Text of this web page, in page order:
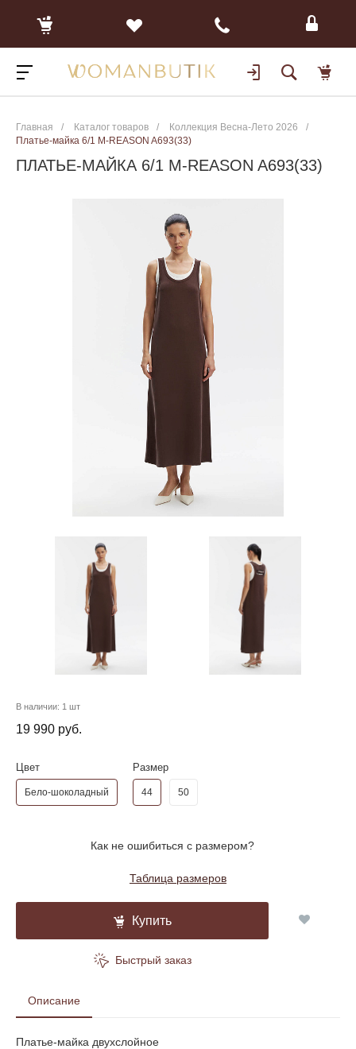
Главная / Каталог товаров / Коллекция Весна-Лето 2026
/
Платье-майка 6/1 M-REASON A693(33)
ПЛАТЬЕ-МАЙКА 6/1 M-REASON A693(33)
В наличии: 1 шт
19 990 руб.
Цвет
Бело-шоколадный
Размер
44 50
Как не ошибиться с размером?
Таблица размеров
Купить
Быстрый заказ
Описание
Платье-майка двухслойное